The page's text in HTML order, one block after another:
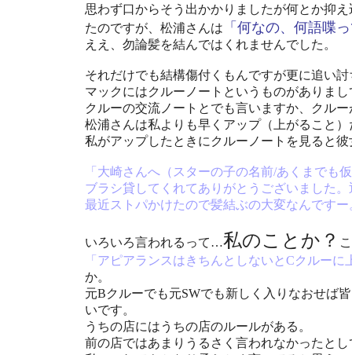
思わず口からそう出かかりましたが何とか抑
たのですが、松浦さんは
「何なの、何語喋
ええ、勿論髪を結んではくれませんでした。
それだけでも結構傷付くもんですが更に追い
マックにはクルーノートというものがありまし
クルーの交流ノートとでも言いますか、クル
松浦さんは私よりも早くアップ（上がること
私がアップしたときにクルーノートを見ると
「大崎さんへ（スターの子の名前/あくまでも
ブラシ貸してくれてありがとうございました
最近ストパかけたので髪結ぶの大変なんです
いろいろ言われるって…私のことか？
「アピアランスはきちんとしないとCクルーに
か。
元Bクルーでも元SWでも新しく入りなおせば
いです。
うちの店にはうちの店のルールがある。
前の店ではあまりうるさく言われなかったと